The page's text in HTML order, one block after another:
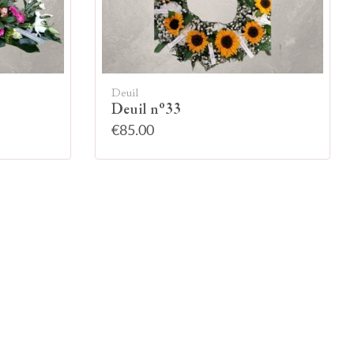
Deuil
Deuil n°33
€85.00